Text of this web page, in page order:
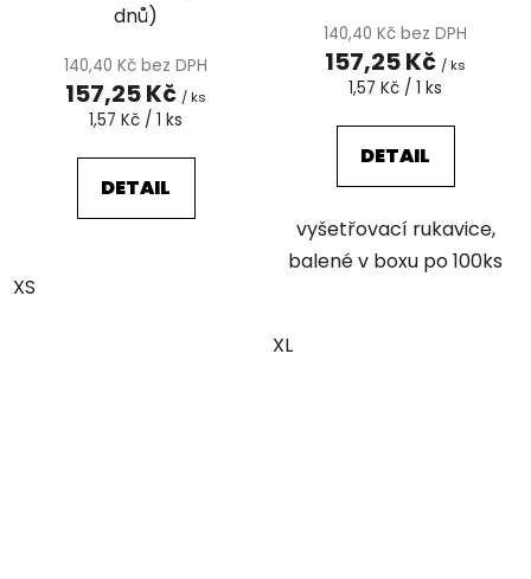
dnů)
140,40 Kč bez DPH
157,25 Kč / ks
Měrná
1,57 Kč / 1 ks
DETAIL
XS
140,40 Kč bez DPH
157,25 Kč / ks
Měrná
1,57 Kč / 1 ks
DETAIL
vyšetřovací rukavice,
balené v boxu po 100ks
XL